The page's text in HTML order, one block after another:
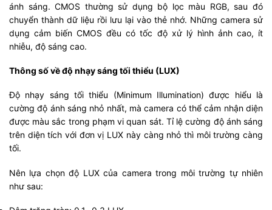
ánh sáng. CMOS thường sử dụng bộ lọc màu RGB, sau đó
chuyển thành dữ liệu rồi lưu lại vào thẻ nhớ. Những camera sử
dụng cảm biến CMOS đều có tốc độ xử lý hình ảnh cao, ít
nhiễu, độ sáng cao.
Thông số về độ nhạy sáng tối thiểu (LUX)
Độ nhạy sáng tối thiểu (Minimum Illumination) được hiểu là
cường độ ánh sáng nhỏ nhất, mà camera có thể cảm nhận diện
được màu sắc trong phạm vi quan sát. Tỉ lệ cường độ ánh sáng
trên diện tích với đơn vị LUX này càng nhỏ thì môi trường càng
tối.
Nên lựa chọn độ LUX của camera trong môi trường tự nhiên
như sau: